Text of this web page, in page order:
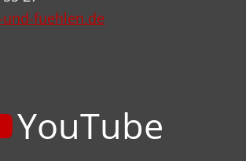
fuehlen.de
YouTube